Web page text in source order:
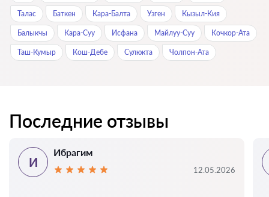
Талас Баткен Кара-Балта Узген Кызыл-Кия
Балыкчы Кара-Суу Исфана Майлуу-Суу Кочкор-Ата
Таш-Кумыр Кош-Дебе Сулюкта Чолпон-Ата
Последние отзывы
И
Ибрагим
12.05.2026